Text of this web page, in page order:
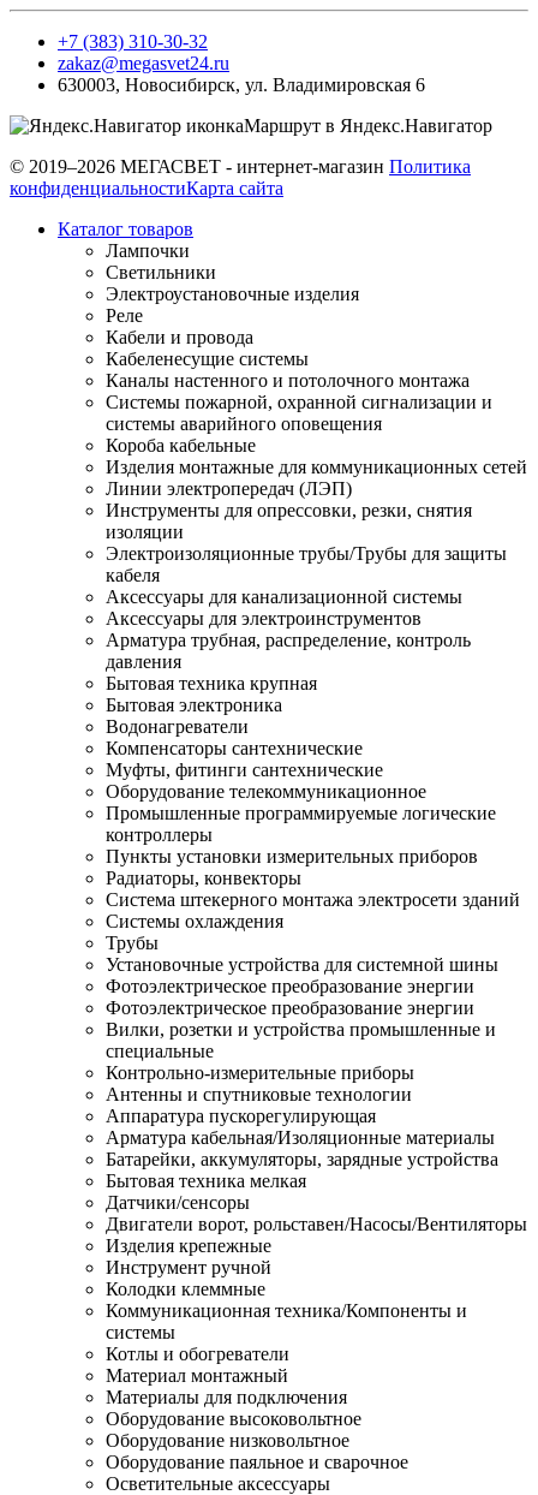
+7 (383) 310-30-32
zakaz@megasvet24.ru
630003, Новосибирск, ул. Владимировская 6
Маршрут в Яндекс.Навигатор
© 2019–2026 МЕГАСВЕТ - интернет-магазин Политика
конфиденциальностиКарта сайта
Каталог товаров
Лампочки
Светильники
Электроустановочные изделия
Реле
Кабели и провода
Кабеленесущие системы
Каналы настенного и потолочного монтажа
Системы пожарной, охранной сигнализации и
системы аварийного оповещения
Короба кабельные
Изделия монтажные для коммуникационных сетей
Линии электропередач (ЛЭП)
Инструменты для опрессовки, резки, снятия
изоляции
Электроизоляционные трубы/Трубы для защиты
кабеля
Аксессуары для канализационной системы
Аксессуары для электроинструментов
Арматура трубная, распределение, контроль
давления
Бытовая техника крупная
Бытовая электроника
Водонагреватели
Компенсаторы сантехнические
Муфты, фитинги сантехнические
Оборудование телекоммуникационное
Промышленные программируемые логические
контроллеры
Пункты установки измерительных приборов
Радиаторы, конвекторы
Система штекерного монтажа электросети зданий
Системы охлаждения
Трубы
Установочные устройства для системной шины
Фотоэлектрическое преобразование энергии
Фотоэлектрическое преобразование энергии
Вилки, розетки и устройства промышленные и
специальные
Контрольно-измерительные приборы
Антенны и спутниковые технологии
Аппаратура пускорегулирующая
Арматура кабельная/Изоляционные материалы
Батарейки, аккумуляторы, зарядные устройства
Бытовая техника мелкая
Датчики/сенсоры
Двигатели ворот, рольставен/Насосы/Вентиляторы
Изделия крепежные
Инструмент ручной
Колодки клеммные
Коммуникационная техника/Компоненты и
системы
Котлы и обогреватели
Материал монтажный
Материалы для подключения
Оборудование высоковольтное
Оборудование низковольтное
Оборудование паяльное и сварочное
Осветительные аксессуары